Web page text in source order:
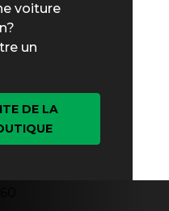
voiture
un
DE LA